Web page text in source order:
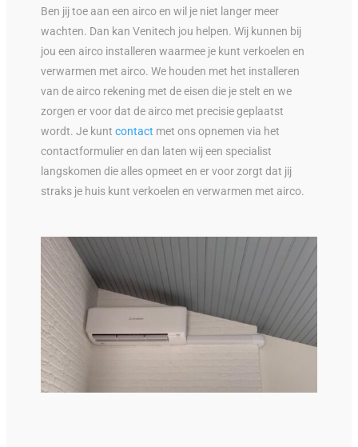
Ben jij toe aan een airco en wil je niet langer meer
wachten. Dan kan Venitech jou helpen. Wij kunnen bij
jou een airco installeren waarmee je kunt verkoelen en
verwarmen met airco. We houden met het installeren
van de airco rekening met de eisen die je stelt en we
zorgen er voor dat de airco met precisie geplaatst
wordt. Je kuntcontact met ons opnemen via het
contactformulier en dan laten wij een specialist
langskomen die alles opmeet en er voor zorgt dat jij
straks je huis kunt verkoelen en verwarmen met airco.